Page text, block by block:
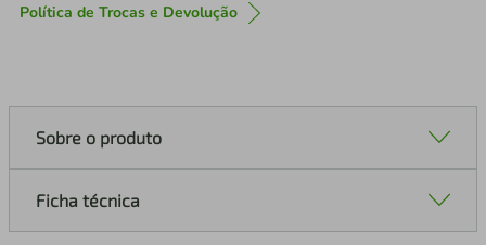
Política de Trocas e Devolução
Sobre o produto
Ficha técnica